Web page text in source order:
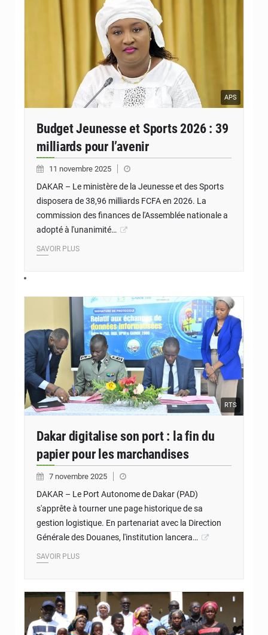
APS
Budget Jeunesse et Sports 2026 : 39
milliards pour l’avenir
11 novembre 2025
DAKAR – Le ministère de la Jeunesse et des Sports
disposera de 38,96 milliards FCFA en 2026. La
commission des finances de l'Assemblée nationale a
adopté à l'unanimité…
SAVOIR PLUS
RTS
Dakar digitalise son port : la fin du
papier pour les marchandises
7 novembre 2025
DAKAR – Le Port Autonome de Dakar (PAD)
s'apprête à tourner une page historique de sa
gestion logistique. En partenariat avec la Direction
Générale des Douanes, l'institution lancera…
SAVOIR PLUS